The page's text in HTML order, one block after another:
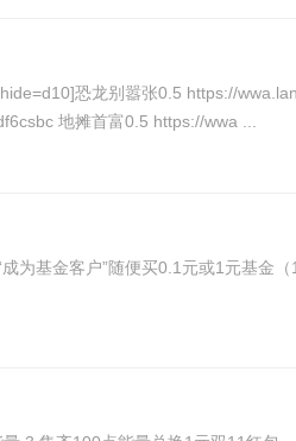
地摊首富0.5 https://wwa ...
基金客户”随便买0.1元或1元基金